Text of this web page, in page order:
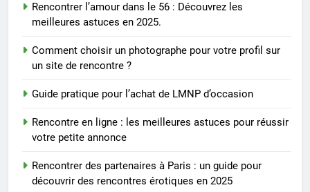
Rencontrer l’amour dans le 56 : Découvrez les
meilleures astuces en 2025.
Comment choisir un photographe pour votre profil sur
un site de rencontre ?
Guide pratique pour l’achat de LMNP d’occasion
Rencontre en ligne : les meilleures astuces pour réussir
votre petite annonce
Rencontrer des partenaires à Paris : un guide pour
découvrir des rencontres érotiques en 2025